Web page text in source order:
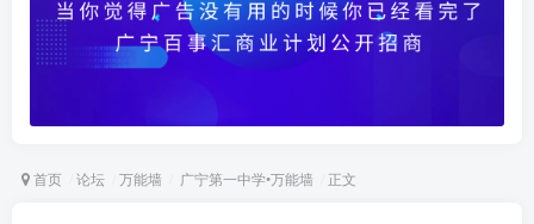
首页 论坛 万能墙 广宁第一中学•万能墙 正文